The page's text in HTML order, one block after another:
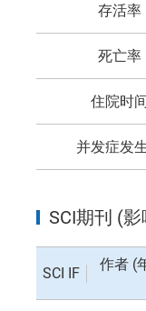
存活率
死亡率
住院时间
并发症发
SCI期刊 (
SCI IF
作者 (